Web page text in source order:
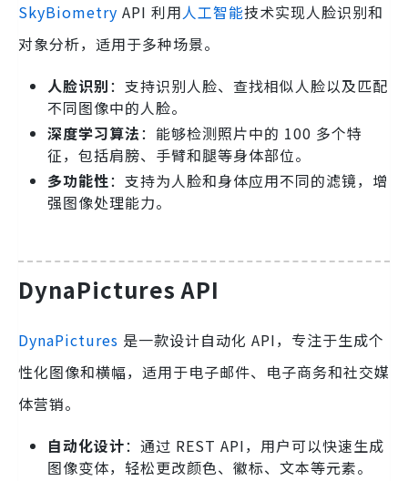
SkyBiometry API 利用人工智能技术实现人脸识别和
对象分析，适用于多种场景。
人脸识别：支持识别人脸、查找相似人脸以及匹配
不同图像中的人脸。
深度学习算法：能够检测照片中的 100 多个特
征，包括肩膀、手臂和腿等身体部位。
多功能性：支持为人脸和身体应用不同的滤镜，增
强图像处理能力。
DynaPictures API
DynaPictures 是一款设计自动化 API，专注于生成个
性化图像和横幅，适用于电子邮件、电子商务和社交媒
体营销。
自动化设计：通过 REST API，用户可以快速生成
图像变体，轻松更改颜色、徽标、文本等元素。